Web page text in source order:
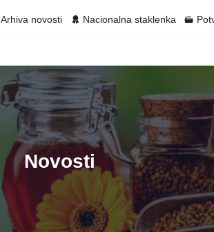
Arhiva novosti Nacionalna staklenka
Novosti